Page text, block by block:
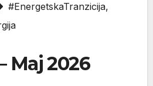
#EnergetskaTranzicija,
Maj 2026